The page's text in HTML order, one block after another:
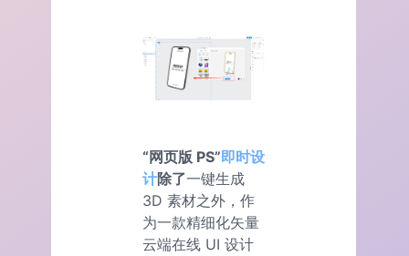
“网页版 PS”即时设
计除了一键生成
3D 素材之外，作
为一款精细化矢量
云端在线 UI 设计